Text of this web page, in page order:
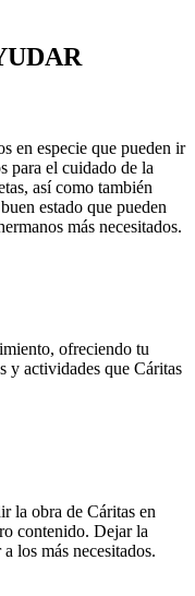
en especie que pueden ir
para el cuidado de la
así como también
estado que pueden
más necesitados.
ofreciendo tu
y actividades que Cáritas
la obra de Cáritas en
contenido. Dejar la
los más necesitados.